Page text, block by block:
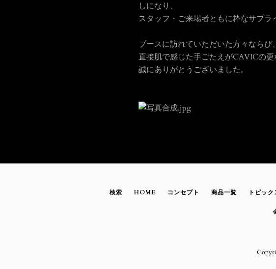
しになり、
スタッフ・ご来場者ともに粋なサプラ
ブースに訪れていただいた方々ならび
直接肌で感じた手ごたえがCAVICの更
誠にありがとうございました。
検索 HOME コンセプト 商品一覧 トピック